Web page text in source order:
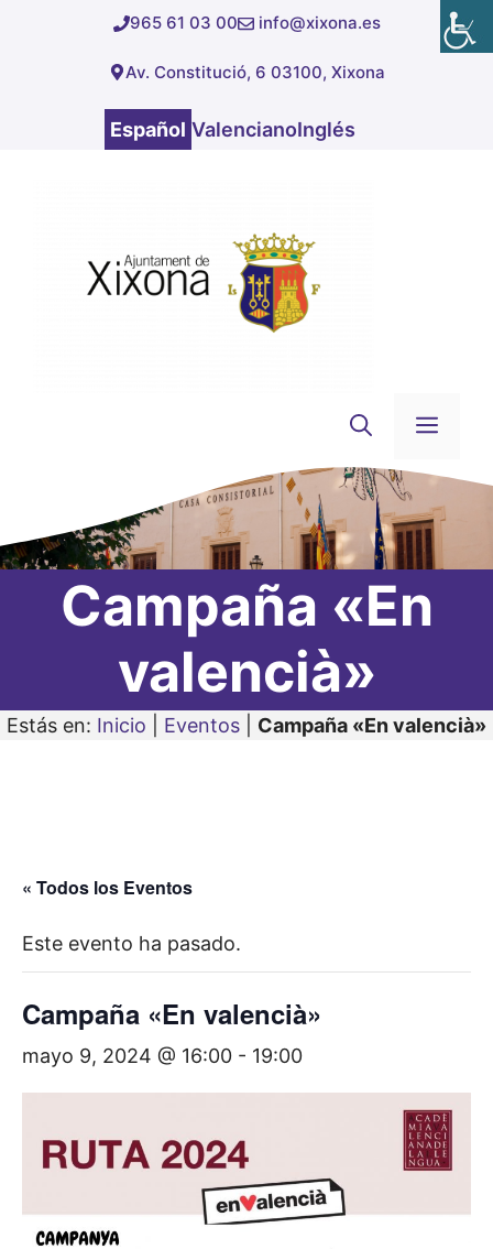
965 61 03 00 info@xixona.es
Av. Constitució, 6 03100, Xixona
Español ValencianoInglés
Campaña «En
valencià»
Estás en: Inicio Eventos Campaña «En valencià»
« Todos los Eventos
Este evento ha pasado.
Campaña «En valencià»
mayo 9, 2024 @ 16:00 - 19:00